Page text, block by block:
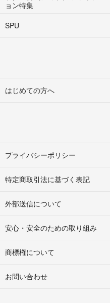
ョン特集
SPU
はじめての方へ
プライバシーポリシー
特定商取引法に基づく表記
外部送信について
安心・安全のための取り組み
商標権について
お問い合わせ